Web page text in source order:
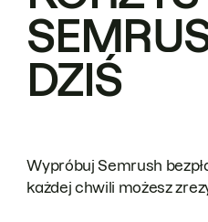
DZIŚ
Wypróbuj Semrush
każdej chwili możesz